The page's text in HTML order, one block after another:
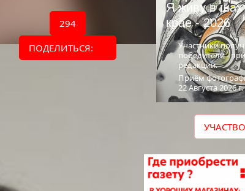
294
ПОДЕЛИТЬСЯ:
Я живу в
крае - 2026
Участники
победители -
редакции.
Приём
22 Августа 2026 г.